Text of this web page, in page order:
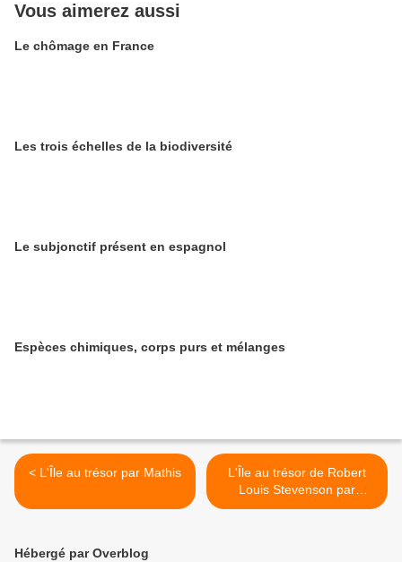
Vous aimerez aussi
Le chômage en France
Les trois échelles de la biodiversité
Le subjonctif présent en espagnol
Espèces chimiques, corps purs et mélanges
< L'Île au trésor par Mathis
L'Île au trésor de Robert
Louis Stevenson par
Camille N. >
Hébergé par Overblog